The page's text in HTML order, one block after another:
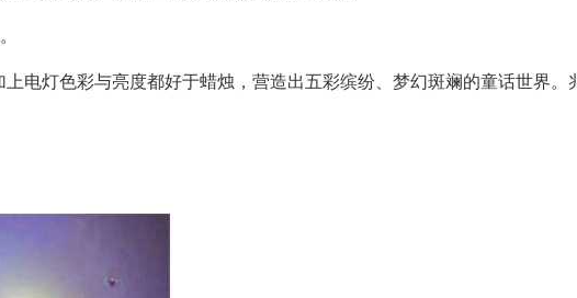
电灯色彩与亮度都好于蜡烛，营造出五彩缤纷、梦幻斑斓的童话世界。